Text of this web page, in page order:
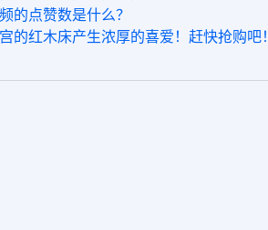
的点赞数是什么？
的红木床产生浓厚的喜爱！赶快抢购吧！